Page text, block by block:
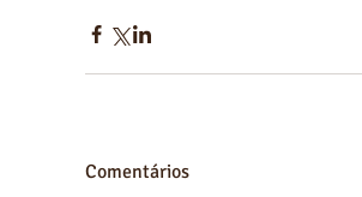
Comentários